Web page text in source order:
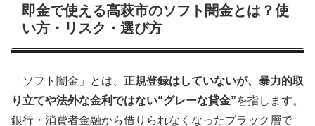
即金で使える高萩市のソフト闇金とは？使
い方・リスク・選び方
「ソフト闇金」とは、 正規登録はしていないが、暴力的取
り立てや法外な金利ではない“グレーな貸金”を指します。
銀行・消費者金融から借りられなくなったブラック層で